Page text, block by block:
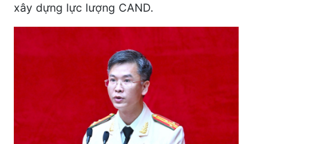
xây dựng lực lượng CAND.